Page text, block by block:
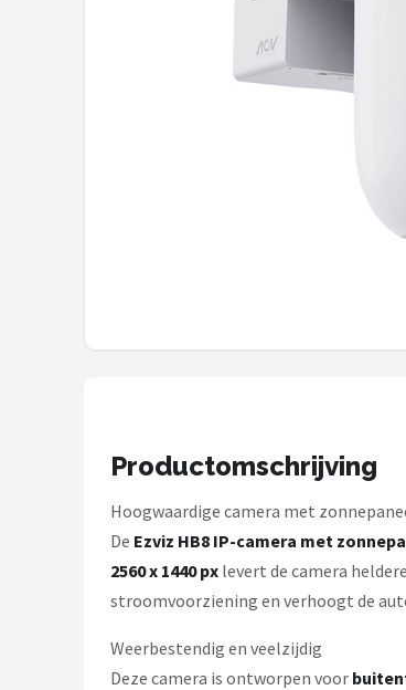
Alle merken →Productomschrijving
Hoogwaardige camera met
De Ezviz HB8 IP-camera met
2560 x 1440 px levert de camera
stroomvoorziening en verhoogt de
Weerbestendig en veelzijdig
Deze camera is ontworpen voor